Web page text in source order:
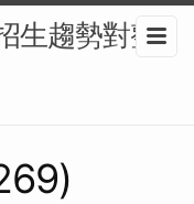
生趨勢對整